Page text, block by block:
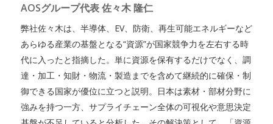
AOSグループ代表 佐々木 隆仁
弊社佐々木は、半導体、EV、防衛、再生可能エネルギーなど
あらゆる産業の基盤となる“資源”が国家競争力を左右する時
代に入ったと指摘した。単に資源を保有するだけでなく、調
達・加工・知財・物流・製造までを含めて継続的に確保・制
御できる国家が優位に立つと説明。日本は素材・部材分野に
強みを持つ一方、サプライチェーン全体の可視化や意思決定